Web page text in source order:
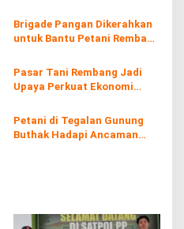
Tanam
Brigade Pangan Dikerahkan
untuk Bantu Petani Rembang
Pasar Tani Rembang Jadi
Upaya Perkuat Ekonomi
Petani di Tegalan Gunung
Buthak Hadapi Ancaman